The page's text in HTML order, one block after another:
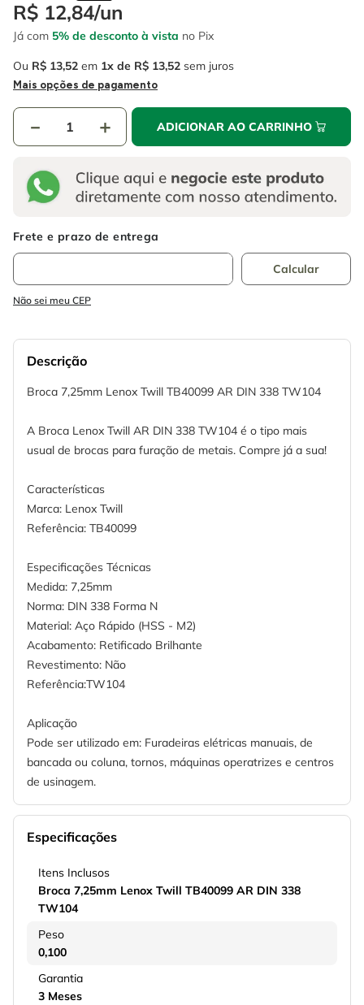
R$ 12,84/un
Já com 5% de desconto à vista no Pix
Ou R$ 13,52 em 1 R$ 13,52 sem juros
Mais opções de pagamento
＋
－ ADICIONAR AO CARRINHO
Não sei meu CEP
Descrição
Broca 7,25mm Lenox Twill TB40099 AR DIN 338 TW104
A Broca Lenox Twill AR DIN 338 TW104 é o tipo mais
usual de brocas para furação de metais. Compre já a sua!
Características
Marca: Lenox Twill
Referência: TB40099
Especificações Técnicas
Medida: 7,25mm
Norma: DIN 338 Forma N
Material: Aço Rápido (HSS - M2)
Acabamento: Retificado Brilhante
Revestimento: Não
Referência:TW104
Aplicação
Pode ser utilizado em: Furadeiras elétricas manuais, de
bancada ou coluna, tornos, máquinas operatrizes e centros
de usinagem.
Especificações
Itens Inclusos
Broca 7,25mm Lenox Twill TB40099 AR DIN 338
TW104
Peso
0,100
Garantia
3 Meses
6 fio
7º serra copo
8º disco corte
luva
º escada
º serra circular
º fio
disco corte
luva